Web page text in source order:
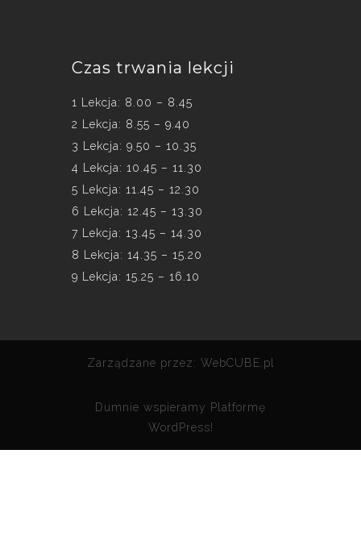
Czas trwania lekcji
1 Lekcja: 8.00 – 8.45
2 Lekcja: 8.55 – 9.40
3 Lekcja: 9.50 – 10.35
4 Lekcja: 10.45 – 11.30
5 Lekcja: 11.45 – 12.30
6 Lekcja: 12.45 – 13.30
7 Lekcja: 13.45 – 14.30
8 Lekcja: 14.35 – 15.20
9 Lekcja: 15.25 – 16.10
Zarządzane przez: WebCUBE.pl
Dumnie wspieramy Platformę
WordPress!